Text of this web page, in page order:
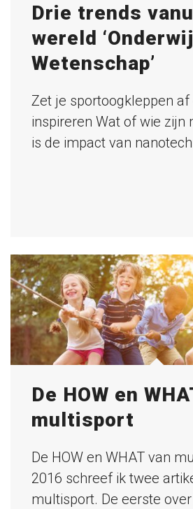
Drie trends
wereld
Wetenschap’
Zet je sportoogkleppen af
inspireren Wat of wie zijn
is de impact van
De HOW en
multisport
De HOW en WHAT van
2016 schreef ik twee
multisport. De eerste